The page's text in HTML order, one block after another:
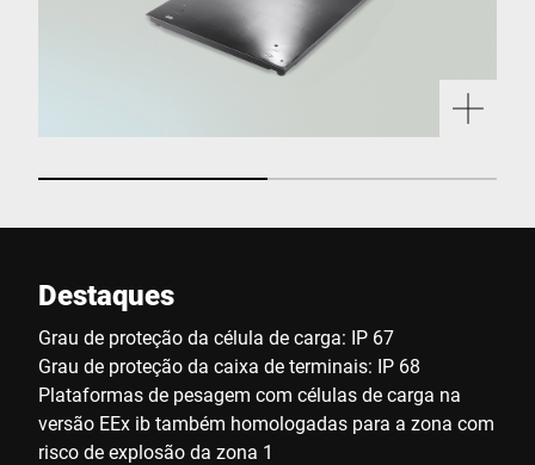
Destaques
Grau de proteção da célula de carga: IP 67
Grau de proteção da caixa de terminais: IP 68
Plataformas de pesagem com células de carga na
versão EEx ib também homologadas para a zona com
risco de explosão da zona 1